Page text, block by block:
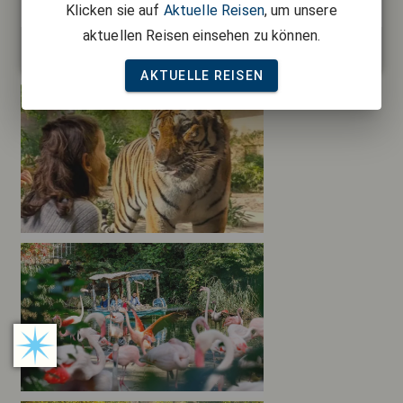
gültigen GN Card bei Buchung!
Klicken sie auf Aktuelle Reisen, um unsere
aktuellen Reisen einsehen zu können.
AKTUELLE REISEN